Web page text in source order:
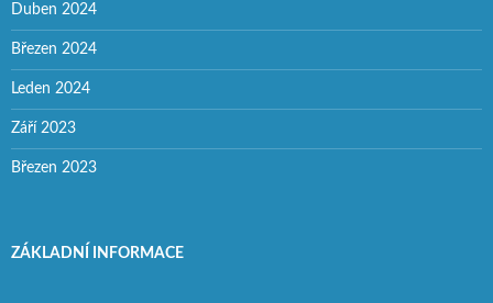
Duben 2024
Březen 2024
Leden 2024
Září 2023
Březen 2023
ZÁKLADNÍ INFORMACE